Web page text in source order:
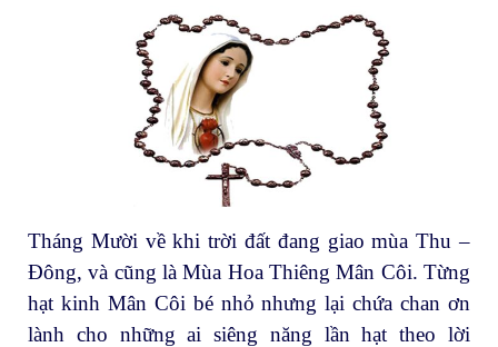
Tháng Mười về khi trời đất đang giao mùa Thu –
Đông, và cũng là Mùa Hoa Thiêng Mân Côi. Từng
hạt kinh Mân Côi bé nhỏ nhưng lại chứa chan ơn
lành cho những ai siêng năng lần hạt theo lời